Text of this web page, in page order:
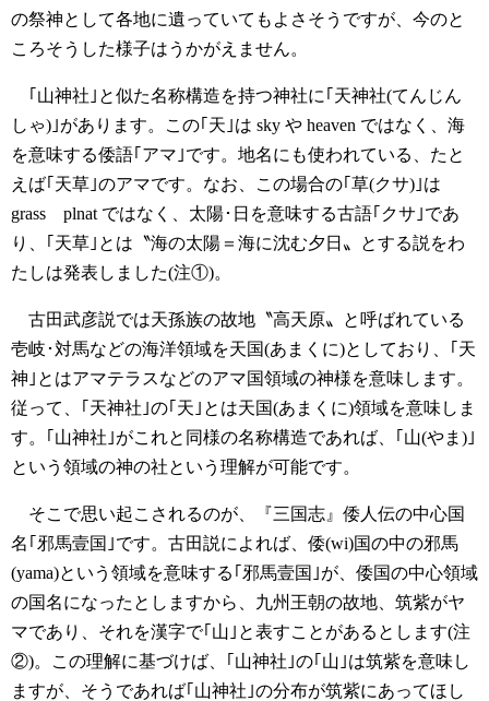
の祭神として各地に遺っていてもよさそうですが、今のと
ころそうした様子はうかがえません。
｢山神社｣と似た名称構造を持つ神社に｢天神社(てんじん
しゃ)｣があります。この｢天｣は sky や heaven ではなく、海
を意味する倭語｢アマ｣です。地名にも使われている、たと
えば｢天草｣のアマです。なお、この場合の｢草(クサ)｣は
grass plnat ではなく、太陽･日を意味する古語｢クサ｣であ
り、｢天草｣とは〝海の太陽＝海に沈む夕日〟とする説をわ
たしは発表しました(注①)。
古田武彦説では天孫族の故地〝高天原〟と呼ばれている
壱岐･対馬などの海洋領域を天国(あまくに)としており、｢天
神｣とはアマテラスなどのアマ国領域の神様を意味します。
従って、｢天神社｣の｢天｣とは天国(あまくに)領域を意味しま
す。｢山神社｣がこれと同様の名称構造であれば、｢山(やま)｣
という領域の神の社という理解が可能です。
そこで思い起こされるのが、『三国志』倭人伝の中心国
名｢邪馬壹国｣です。古田説によれば、倭(wi)国の中の邪馬
(yama)という領域を意味する｢邪馬壹国｣が、倭国の中心領域
の国名になったとしますから、九州王朝の故地、筑紫がヤ
マであり、それを漢字で｢山｣と表すことがあるとします(注
②)。この理解に基づけば、｢山神社｣の｢山｣は筑紫を意味し
ますが、そうであれば｢山神社｣の分布が筑紫にあってほし